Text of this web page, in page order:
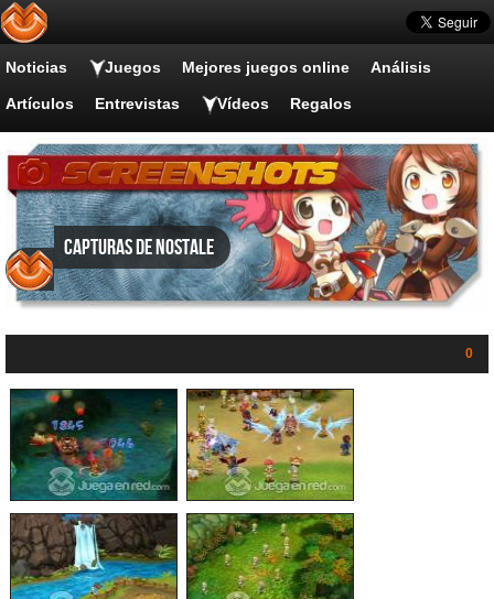
Noticias Juegos Mejores juegos online Análisis
Artículos Entrevistas Vídeos Regalos
Capturas de NosTale
0